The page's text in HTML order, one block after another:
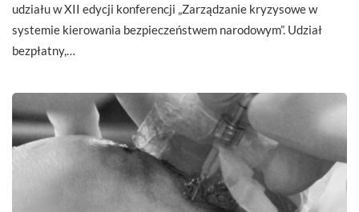
udziału w XII edycji konferencji „Zarządzanie kryzysowe w
systemie kierowania bezpieczeństwem narodowym”. Udział
bezpłatny,…